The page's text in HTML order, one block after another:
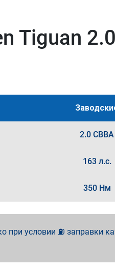
Tiguan
2.0 CBBA
163 л.с.
350 Нм
при условии ⛽ заправки